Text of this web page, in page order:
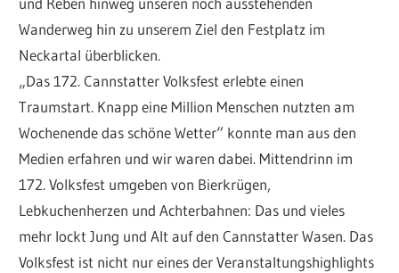
Wanderweg hin zu unserem Ziel den Festplatz im
Neckartal überblicken.
„Das 172. Cannstatter Volksfest erlebte einen
Traumstart. Knapp eine Million Menschen nutzten am
Wochenende das schöne Wetter“ konnte man aus den
Medien erfahren und wir waren dabei. Mittendrinn im
172. Volksfest umgeben von Bierkrügen,
Lebkuchenherzen und Achterbahnen: Das und vieles
mehr lockt Jung und Alt auf den Cannstatter Wasen. Das
Volksfest ist nicht nur eines der Veranstaltungshighlights